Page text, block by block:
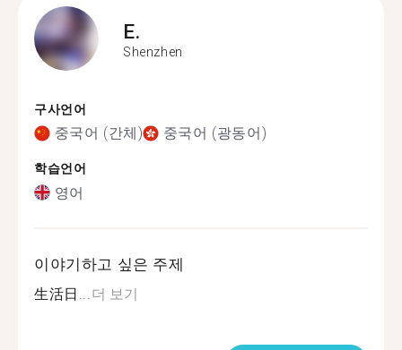
E.
Shenzhen
구사언어
중국어 (간체) 중국어 (광동어)
학습언어
영어
이야기하고 싶은 주제
生活日... 더 보기